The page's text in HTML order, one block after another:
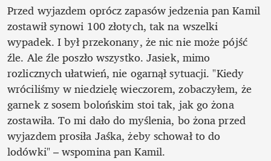
Przed wyjazdem oprócz zapasów jedzenia pan Kamil
zostawił synowi 100 złotych, tak na wszelki
wypadek. I był przekonany, że nic nie może pójść
źle. Ale źle poszło wszystko. Jasiek, mimo
rozlicznych ułatwień, nie ogarnął sytuacji. "Kiedy
wróciliśmy w niedzielę wieczorem, zobaczyłem, że
garnek z sosem bolońskim stoi tak, jak go żona
zostawiła. To mi dało do myślenia, bo żona przed
wyjazdem prosiła Jaśka, żeby schował to do
lodówki" – wspomina pan Kamil.